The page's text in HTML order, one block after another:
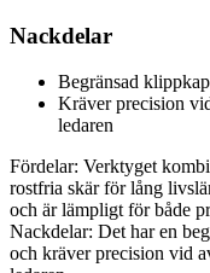
Nackdelar
Begränsad
Kräver precision
ledaren
Fördelar: Verktyget
rostfria skär för lång
och är lämpligt för både
Nackdelar: Det har en
och kräver precision vid